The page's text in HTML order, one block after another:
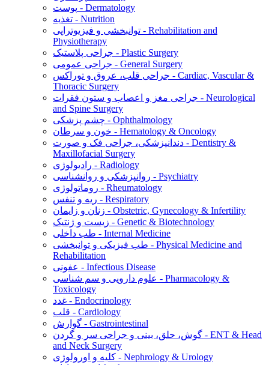
پوست - Dermatology
تغذیه - Nutrition
توانبخشی و فیزیوتراپی - Rehabilitation and
Physiotherapy
جراحی پلاستیک - Plastic Surgery
جراحی عمومی - General Surgery
جراحی قلب، عروق و توراکس - Cardiac, Vascular &
Thoracic Surgery
جراحی مغز و اعصاب و ستون فقرات - Neurological
and Spine Surgery
چشم پزشکی - Ophthalmology
خون و سرطان - Hematology & Oncology
دندانپزشکی، جراحی فک و صورت - Dentistry &
Maxillofacial Surgery
رادیولوژی - Radiology
روانپزشکی و روانشناسی - Psychiatry
روماتولوژی - Rheumatology
ریه و تنفس - Respiratory
زنان و زایمان - Obstetric, Gynecology & Infertility
زیست و ژنتیک - Genetic & Biotechnology
طب داخلی - Internal Medicine
طب فیزیکی و توانبخشی - Physical Medicine and
Rehabilitation
عفونی - Infectious Disease
علوم دارویی و سم شناسی - Pharmacology &
Toxicology
غدد - Endocrinology
قلب - Cardiology
گوارش - Gastrointestinal
گوش، حلق، بینی و جراحی سر و گردن - ENT & Head
and Neck Surgery
کلیه و اورولوژی - Nephrology & Urology